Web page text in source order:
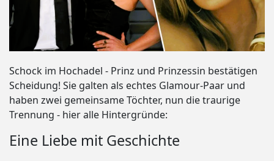
Schock im Hochadel - Prinz und Prinzessin bestätigen
Scheidung! Sie galten als echtes Glamour-Paar und
haben zwei gemeinsame Töchter, nun die traurige
Trennung - hier alle Hintergründe:
Eine Liebe mit Geschichte